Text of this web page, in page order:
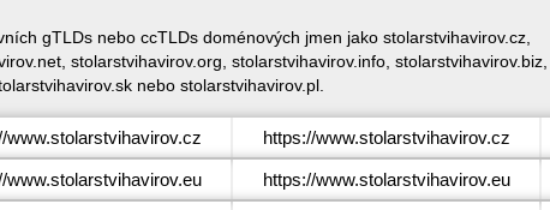
gTLDs nebo ccTLDs doménových jmen jako stolarstvihavirov.cz,
stolarstvihavirov.org, stolarstvihavirov.info, stolarstvihavirov.biz,
nebo stolarstvihavirov.pl.
www.stolarstvihavirov.cz https://www.stolarstvihavirov.cz
www.stolarstvihavirov.eu https://www.stolarstvihavirov.eu